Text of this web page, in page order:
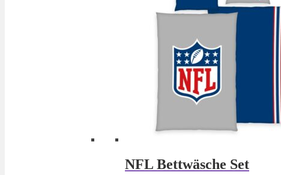
NFL Bettwäsche Set